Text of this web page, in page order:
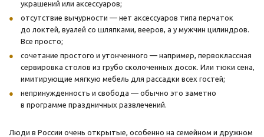
украшений или аксессуаров;
отсутствие вычурности — нет аксессуаров типа перчаток
до локтей, вуалей со шляпками, вееров, а у мужчин цилиндров.
Все просто;
сочетание простого и утонченного — например, первоклассная
сервировка столов из грубо сколоченных досок. Или тюки сена,
имитирующие мягкую мебель для рассадки всех гостей;
непринужденность и свобода — обычно это заметно
в программе праздничных развлечений.
Люди в России очень открытые, особенно на семейном и дружном